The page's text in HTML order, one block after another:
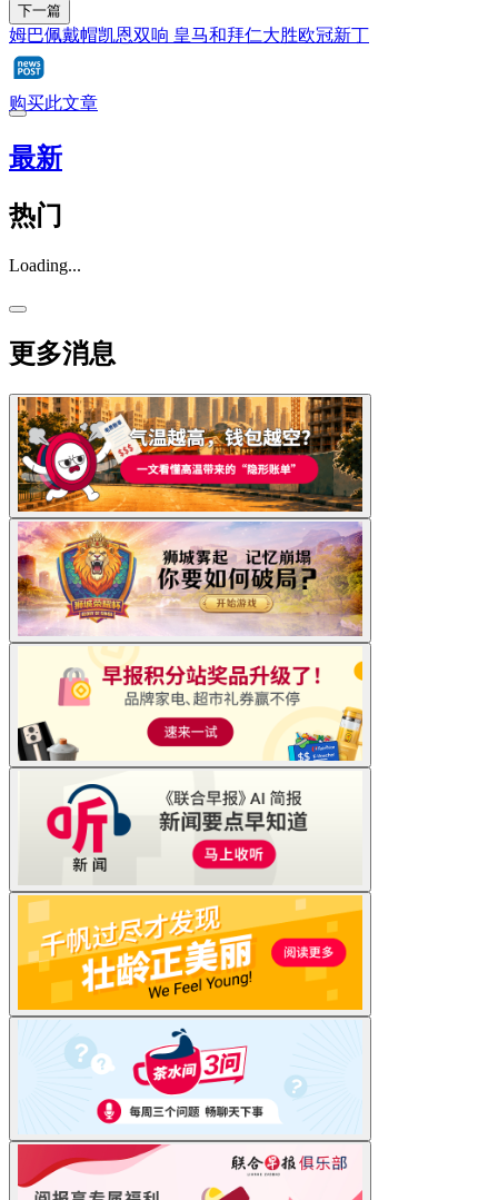
下一篇
姆巴佩戴帽凯恩双响 皇马和拜仁大胜欧冠新丁
购买此文章
最新
热门
Loading...
更多消息